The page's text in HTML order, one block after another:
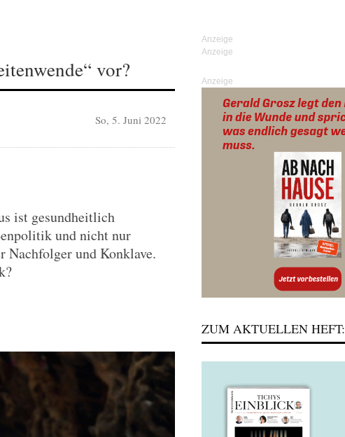
vor?
So, 5. Juni 2022
ist gesundheitlich
und nicht nur
Nachfolger und Konklave.
Anzeige
ZUM AKTUELLEN HEFT: